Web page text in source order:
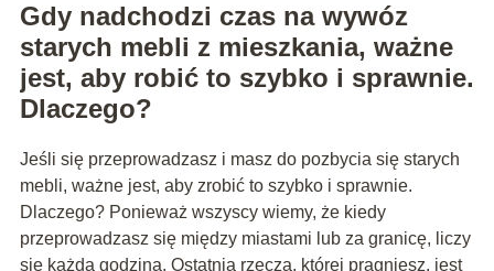
Gdy nadchodzi czas na wywóz
starych mebli z mieszkania, ważne
jest, aby robić to szybko i sprawnie.
Dlaczego?
Jeśli się przeprowadzasz i masz do pozbycia się starych
mebli, ważne jest, aby zrobić to szybko i sprawnie.
Dlaczego? Ponieważ wszyscy wiemy, że kiedy
przeprowadzasz się między miastami lub za granicę, liczy
się każda godzina. Ostatnią rzeczą, której pragniesz, jest